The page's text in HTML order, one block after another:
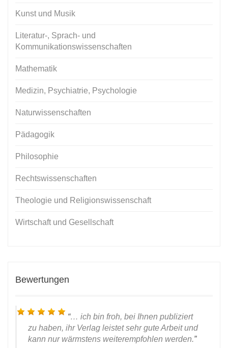
Kunst und Musik
Literatur-, Sprach- und
Kommunikationswissenschaften
Mathematik
Medizin, Psychiatrie, Psychologie
Naturwissenschaften
Pädagogik
Philosophie
Rechtswissenschaften
Theologie und Religionswissenschaft
Wirtschaft und Gesellschaft
Bewertungen
… ich bin froh, bei Ihnen publiziert
zu haben, ihr Verlag leistet sehr gute Arbeit und
kann nur wärmstens weiterempfohlen werden.